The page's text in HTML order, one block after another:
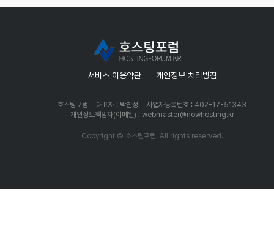
서비스 이용약관 개인정보 처리방침
호스팅포럼 대표자 : 박찬성
사업자등록번호 : 402-17-51343
개인정보책임자(이메일) : webmaster@nowhosting.kr
Copyright © 호스팅포럼. All rights reserved.